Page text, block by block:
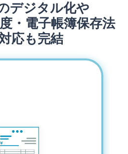
デジタル化や
・電子帳簿保存法
応も完結